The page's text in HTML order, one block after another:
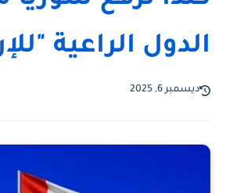
الدول الراعية
ديسمبر 6, 2025